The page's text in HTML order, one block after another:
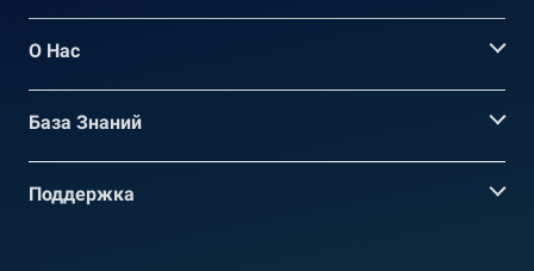
О Нас
База Знаний
Поддержка